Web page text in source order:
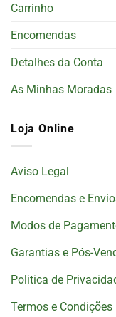
Carrinho
Encomendas
Detalhes da Conta
As Minhas Moradas
Loja Online
Aviso Legal
Encomendas e
Modos de
Garantias e Pós-
Politica de
Termos e Condições